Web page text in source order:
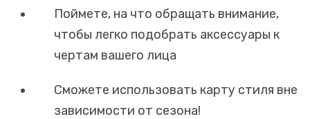
Поймете, на что обращать внимание,
чтобы легко подобрать аксессуары к
чертам вашего лица
Сможете использовать карту стиля вне
зависимости от сезона!